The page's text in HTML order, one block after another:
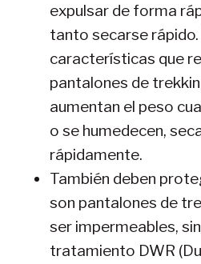
expulsar de forma
tanto secarse rápido.
características que
pantalones de
aumentan el peso
o se humedecen,
rápidamente.
También deben
son pantalones de
ser impermeables,
tratamiento DWR